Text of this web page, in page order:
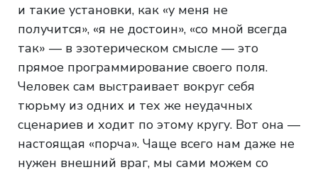
и такие установки, как «у меня не
получится», «я не достоин», «со мной всегда
так» — в эзотерическом смысле — это
прямое программирование своего поля.
Человек сам выстраивает вокруг себя
тюрьму из одних и тех же неудачных
сценариев и ходит по этому кругу. Вот она —
настоящая «порча». Чаще всего нам даже не
нужен внешний враг, мы сами можем со